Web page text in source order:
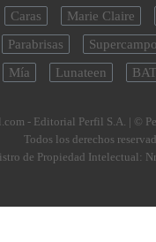
Caras Marie Claire
Parabrisas Supercampo
Mía
Lunateen
- Editorial Perfil S.A. | ©
Todos los derechos
de Propiedad Intelectual: